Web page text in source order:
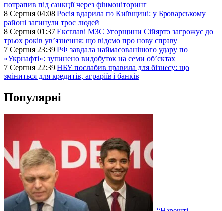
потрапив під санкції через фінмоніторинг
8 Серпня 04:08 Росія вдарила по Київщині: у Броварському
районі загинули троє людей
8 Серпня 01:37 Ексглаві МЗС Угорщини Сійярто загрожує до
трьох років ув’язнення: що відомо про нову справу
7 Серпня 23:39 РФ завдала наймасованішого удару по
«Укрнафті»: зупинено видобуток на семи об’єктах
7 Серпня 22:39 НБУ послабив правила для бізнесу: що
зміниться для кредитів, аграріїв і банків
Популярні